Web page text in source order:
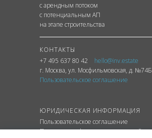
с арендным потоком
с потенциальным АП
на этапе строительства
КОНТАКТЫ
+7 495 637 80 42
hello@inv.estate
г. Москва, ул. Мосфильмовская, д. №74Б
Пользовательское соглашение
ЮРИДИЧЕСКАЯ ИНФОРМАЦИЯ
Пользовательское соглашение
Политика конфиденциальности сайта